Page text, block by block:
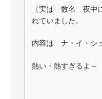
（実は 数名 夜中
れていました。
内容は ナ・イ・シ
熱い・熱すぎるよ～